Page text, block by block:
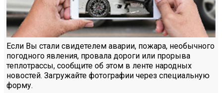
Если Вы стали свидетелем аварии, пожара, необычного
погодного явления, провала дороги или прорыва
теплотрассы, сообщите об этом в ленте народных
новостей. Загружайте фотографии через специальную
форму.